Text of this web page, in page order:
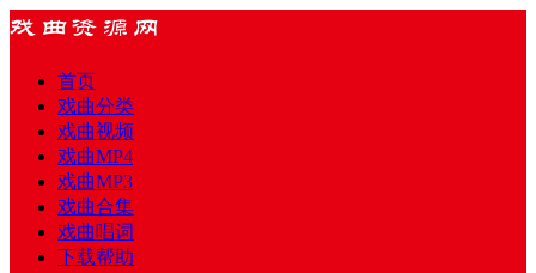
首页
戏曲分类
戏曲视频
戏曲MP4
戏曲MP3
戏曲合集
戏曲唱词
下载帮助